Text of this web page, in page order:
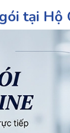
tại Hộ